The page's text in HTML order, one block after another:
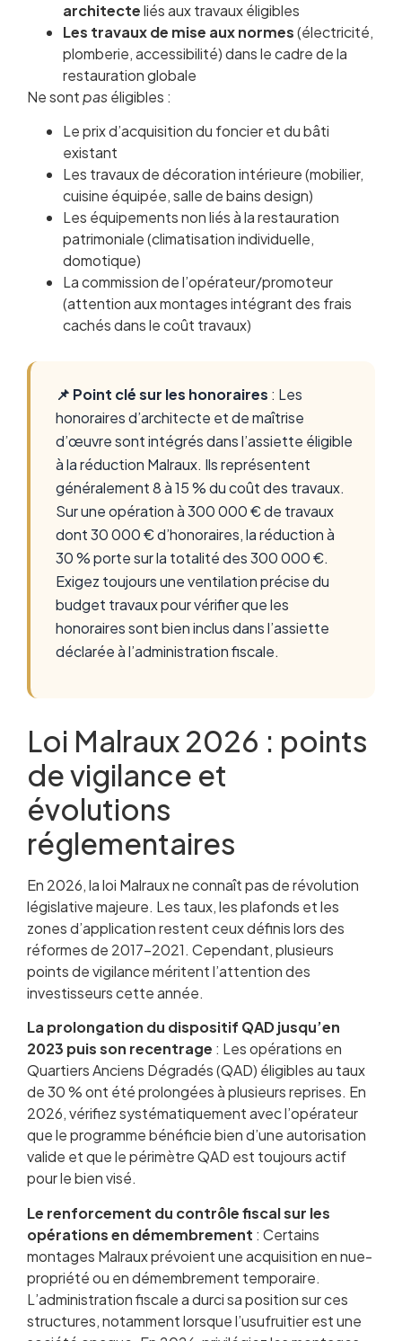
architecteliés aux travaux éligibles
Les travaux de mise aux normes(électricité,
plomberie, accessibilité) dans le cadre de la
restauration globale
Ne sontpaséligibles :
Le prix d’acquisition du foncier et du bâti
existant
Les travaux de décoration intérieure (mobilier,
cuisine équipée, salle de bains design)
Les équipements non liés à la restauration
patrimoniale (climatisation individuelle,
domotique)
La commission de l’opérateur/promoteur
(attention aux montages intégrant des frais
cachés dans le coût travaux)
📌 Point clé sur les honoraires : Les
honoraires d’architecte et de maîtrise
d’œuvre sont intégrés dans l’assiette éligible
à la réduction Malraux. Ils représentent
généralement 8 à 15 % du coût des travaux.
Sur une opération à 300 000 € de travaux
dont 30 000 € d’honoraires, la réduction à
30 % porte sur la totalité des 300 000 €.
Exigez toujours une ventilation précise du
budget travaux pour vérifier que les
honoraires sont bien inclus dans l’assiette
déclarée à l’administration fiscale.
Loi Malraux 2026 : points
de vigilance et
évolutions
réglementaires
En 2026, la loi Malraux ne connaît pas de révolution
législative majeure. Les taux, les plafonds et les
zones d’application restent ceux définis lors des
réformes de 2017-2021. Cependant, plusieurs
points de vigilance méritent l’attention des
investisseurs cette année.
La prolongation du dispositif QAD jusqu’en
2023 puis son recentrage : Les opérations en
Quartiers Anciens Dégradés (QAD) éligibles au taux
de 30 % ont été prolongées à plusieurs reprises. En
2026, vérifiez systématiquement avec l’opérateur
que le programme bénéficie bien d’une autorisation
valide et que le périmètre QAD est toujours actif
pour le bien visé.
Le renforcement du contrôle fiscal sur les
opérations en démembrement : Certains
montages Malraux prévoient une acquisition en nue-
propriété ou en démembrement temporaire.
L’administration fiscale a durci sa position sur ces
structures, notamment lorsque l’usufruitier est une